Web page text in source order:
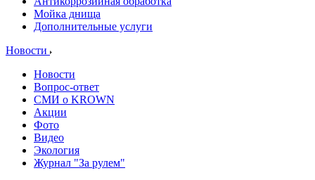
Мойка днища
Дополнительные услуги
Новости
Новости
Вопрос-ответ
СМИ о KROWN
Акции
Фото
Видео
Экология
Журнал "За рулем"